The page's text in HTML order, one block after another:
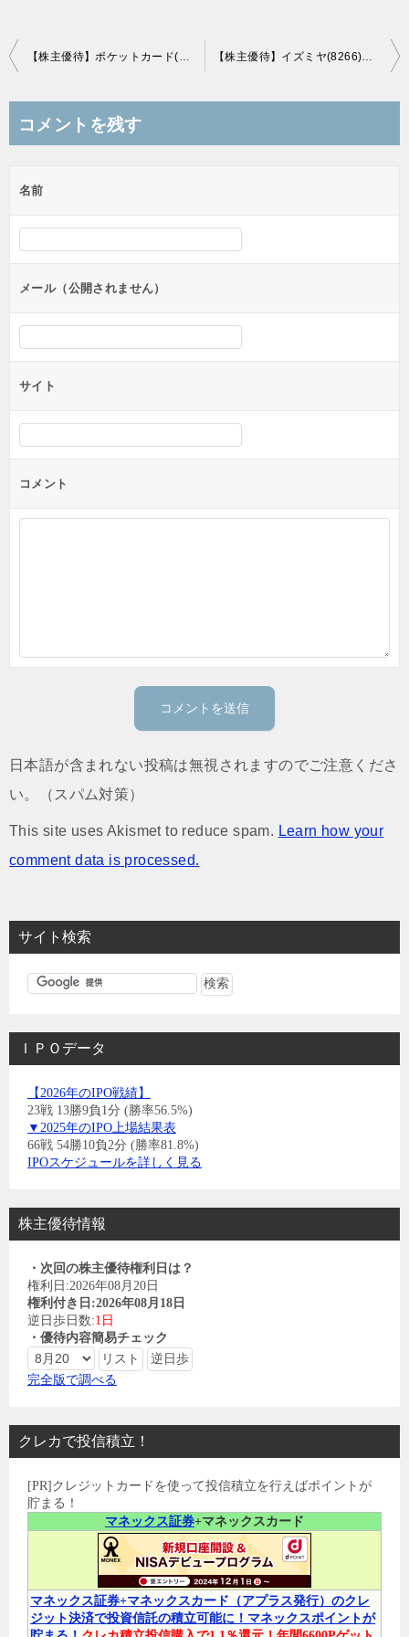
投
ビ
ー
シ
ン
【株主優待】ポケットカード(8519)の優待到着、クレジットカードポイント 【株主優待】イズミヤ(8266)の優待到着、商品券3000円分
コメントを残す
名前
メール（公開されません）
サイト
コメント
日本語が含まれない投稿は無視されますのでご注意くださ
い。（スパム対策）
This site uses Akismet to reduce spam. Learn how your
comment data is processed.
サイト検索
ＩＰＯデータ
【2026年のIPO戦績】
23戦 13勝9負1分 (勝率56.5%)
▼2025年のIPO上場結果表
66戦 54勝10負2分 (勝率81.8%)
IPOスケジュールを詳しく見る
株主優待情報
・次回の株主優待権利日は？
権利日:2026年08月20日
権利付き日:2026年08月18日
逆日歩日数:1日
・優待内容簡易チェック
完全版で調べる
クレカで投信積立！
[PR]クレジットカードを使って投信積立を行えばポイントが
貯まる！
マネックス証券+マネックスカード
マネックス証券+マネックスカード（アプラス発行）のクレ
ジット決済で投資信託の積立可能に！マネックスポイントが